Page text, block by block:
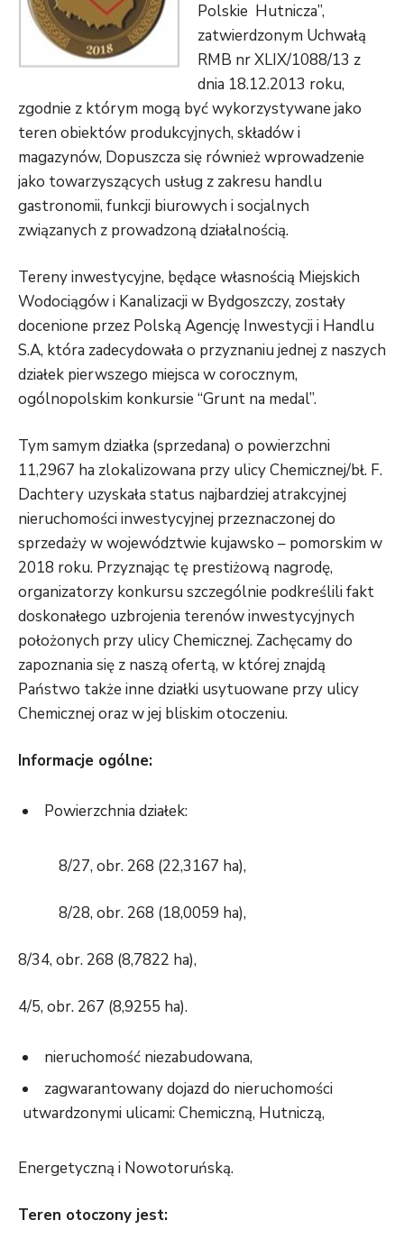
Polskie Hutnicza”,
zatwierdzonym Uchwałą
RMB nr XLIX/1088/13 z
dnia 18.12.2013 roku,
zgodnie z którym mogą być wykorzystywane jako
teren obiektów produkcyjnych, składów i
magazynów, Dopuszcza się również wprowadzenie
jako towarzyszących usług z zakresu handlu
gastronomii, funkcji biurowych i socjalnych
związanych z prowadzoną działalnością.
Tereny inwestycyjne, będące własnością Miejskich
Wodociągów i Kanalizacji w Bydgoszczy, zostały
docenione przez Polską Agencję Inwestycji i Handlu
S.A, która zadecydowała o przyznaniu jednej z naszych
działek pierwszego miejsca w corocznym,
ogólnopolskim konkursie “Grunt na medal”.
Tym samym działka (sprzedana) o powierzchni
11,2967 ha zlokalizowana przy ulicy Chemicznej/bł. F.
Dachtery uzyskała status najbardziej atrakcyjnej
nieruchomości inwestycyjnej przeznaczonej do
sprzedaży w województwie kujawsko – pomorskim w
2018 roku. Przyznając tę prestiżową nagrodę,
organizatorzy konkursu szczególnie podkreślili fakt
doskonałego uzbrojenia terenów inwestycyjnych
położonych przy ulicy Chemicznej. Zachęcamy do
zapoznania się z naszą ofertą, w której znajdą
Państwo także inne działki usytuowane przy ulicy
Chemicznej oraz w jej bliskim otoczeniu.
Informacje ogólne:
Powierzchnia działek:
8/27, obr. 268 (22,3167 ha),
8/28, obr. 268 (18,0059 ha),
8/34, obr. 268 (8,7822 ha),
4/5, obr. 267 (8,9255 ha).
nieruchomość niezabudowana,
zagwarantowany dojazd do nieruchomości
utwardzonymi ulicami: Chemiczną, Hutniczą,
Energetyczną i Nowotoruńską.
Teren otoczony jest: